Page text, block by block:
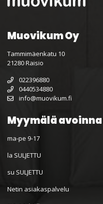
Muovikum Oy
Tammimäenkatu 10
21280 Raisio
022396880
0440534880
info@muovikum.fi
Myymälä avoinna
ma-pe 9-17
la SULJETTU
su SULJETTU
Netin asiakaspalvelu